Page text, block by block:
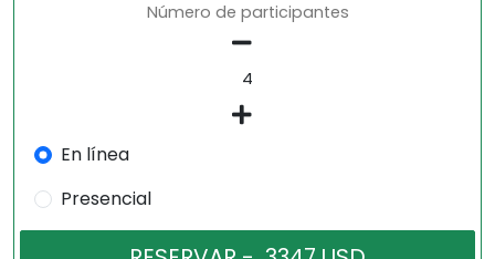
Número de participantes
En línea
Presencial